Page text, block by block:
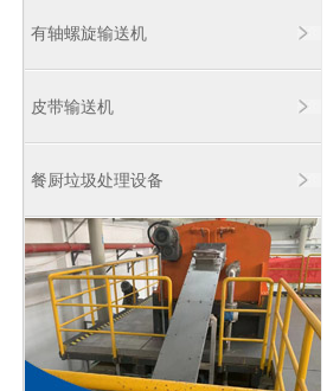
有轴螺旋输送机
皮带输送机
餐厨垃圾处理设备